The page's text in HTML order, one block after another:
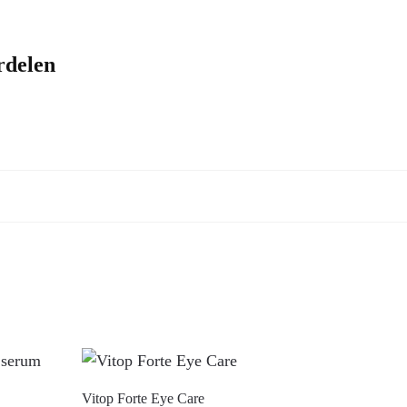
Vitop Forte Eye Care